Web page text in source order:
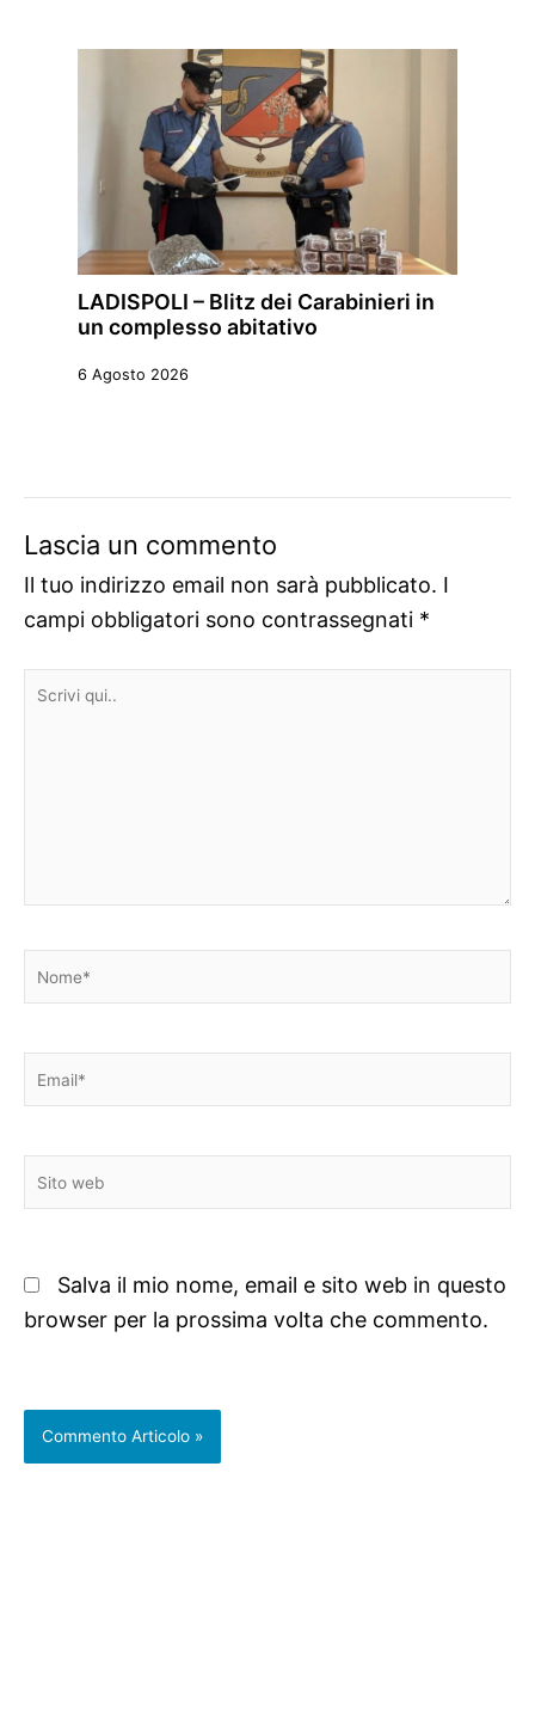
LADISPOLI – Blitz dei Carabinieri in
un complesso abitativo
6 Agosto 2026
Lascia un commento
Il tuo indirizzo email non sarà pubblicato. I
campi obbligatori sono contrassegnati *
Scrivi
Nome*
Email*
Sito
web
Salva il mio nome, email e sito web in questo
browser per la prossima volta che commento.